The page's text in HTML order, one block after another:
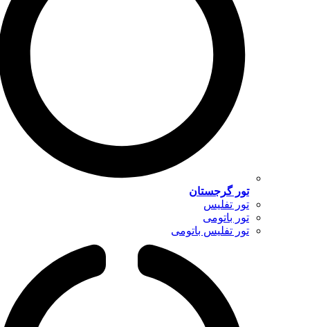
تور گرجستان
تور تفلیس
تور باتومی
تور تفلیس باتومی